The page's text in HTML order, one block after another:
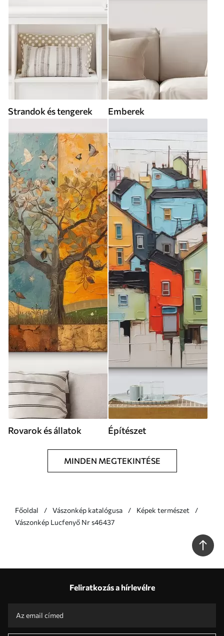
Strandok és tengerek Emberek
Rovarok és állatok Építészet
MINDEN MEGTEKINTÉSE
Főoldal Vászonkép katalógusa
Képek természet
Vászonkép Lucfenyő Nr s46437
Feliratkozás a hírlevélre